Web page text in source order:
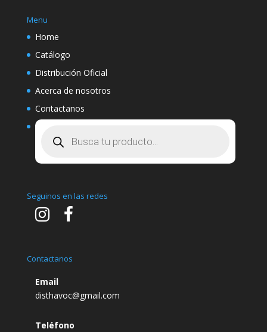
Menu
Home
Catálogo
Distribución Oficial
Acerca de nosotros
Contactanos
Seguinos en las redes
Contactanos
Email
disthavoc@gmail.com
Teléfono